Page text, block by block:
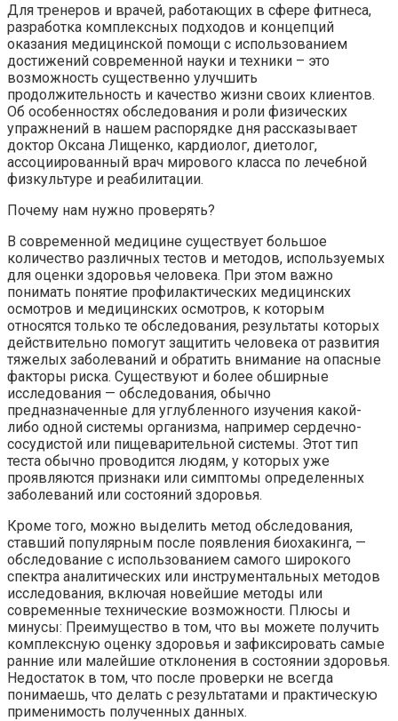
Для тренеров и врачей, работающих в сфере фитнеса,
разработка комплексных подходов и концепций
оказания медицинской помощи с использованием
достижений современной науки и техники – это
возможность существенно улучшить
продолжительность и качество жизни своих клиентов.
Об особенностях обследования и роли физических
упражнений в нашем распорядке дня рассказывает
доктор Оксана Лищенко, кардиолог, диетолог,
ассоциированный врач мирового класса по лечебной
физкультуре и реабилитации.
Почему нам нужно проверять?
В современной медицине существует большое
количество различных тестов и методов, используемых
для оценки здоровья человека. При этом важно
понимать понятие профилактических медицинских
осмотров и медицинских осмотров, к которым
относятся только те обследования, результаты которых
действительно помогут защитить человека от развития
тяжелых заболеваний и обратить внимание на опасные
факторы риска. Существуют и более обширные
исследования — обследования, обычно
предназначенные для углубленного изучения какой-
либо одной системы организма, например сердечно-
сосудистой или пищеварительной системы. Этот тип
теста обычно проводится людям, у которых уже
проявляются признаки или симптомы определенных
заболеваний или состояний здоровья.
Кроме того, можно выделить метод обследования,
ставший популярным после появления биохакинга, —
обследование с использованием самого широкого
спектра аналитических или инструментальных методов
исследования, включая новейшие методы или
современные технические возможности. Плюсы и
минусы: Преимущество в том, что вы можете получить
комплексную оценку здоровья и зафиксировать самые
ранние или малейшие отклонения в состоянии здоровья.
Недостаток в том, что после проверки не всегда
понимаешь, что делать с результатами и практическую
применимость полученных данных.